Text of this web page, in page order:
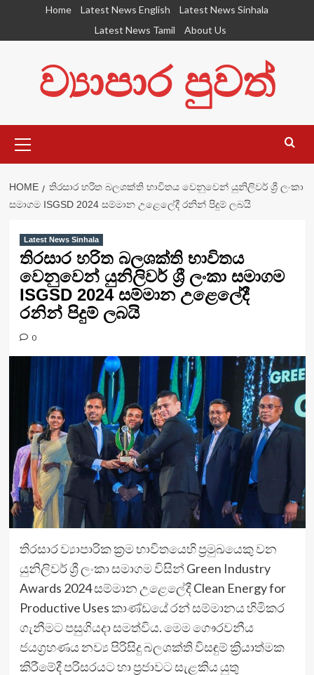
content
Home Latest News English
Latest News Sinhala
Latest News Tamil
About Us
ව්‍යාපාර පුවත්
Menu
HOME
තිරසාර හරිත බලශක්ති භාවිතය වෙනුවෙන් යුනිලිවර් ශ්‍රී ලංකා
සමාගම ISGSD 2024 සම්මාන උළෙලේදී රනින් පිදුම් ලබයි
Latest News Sinhala
තිරසාර හරිත බලශක්ති භාවිතය
වෙනුවෙන් යුනිලිවර් ශ්‍රී ලංකා සමාගම
ISGSD 2024 සම්මාන උළෙලේදී
රනින් පිදුම් ලබයි
0
තිරසාර ව්‍යාපාරික ක්‍රම භාවිතයෙහි ප්‍රමුඛයෙකු වන
යුනිලිවර් ශ්‍රී ලංකා සමාගම විසින් Green Industry
Awards 2024 සම්මාන උළෙලේදී Clean Energy for
Productive Uses කාණ්ඩයේ රන් සම්මානය හිමිකර
ගැනීමට පසුගියදා සමත්විය. මෙම ගෞරවනීය
ජයග්‍රහණය නව්‍ය පිරිසිදු බලශක්ති විසඳුම් ක්‍රියාත්මක
කිරීමේදී පරිසරයට හා ප්‍රජාවට සැළකිය යුතු